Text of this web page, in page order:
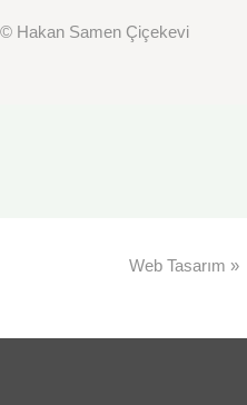
© Hakan Samen Çiçekevi
Web Tasarım »